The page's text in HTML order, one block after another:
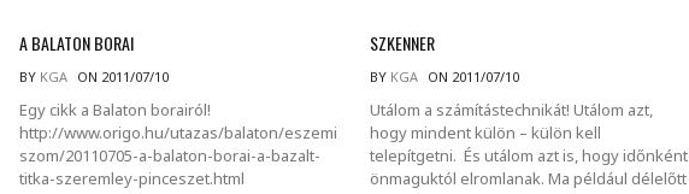
A BALATON BORAI
BY KGA ON 2011/07/10
Egy cikk a Balaton borairól!
http://www.origo.hu/utazas/balaton/eszemi
szom/20110705-a-balaton-borai-a-bazalt-
titka-szeremley-pinceszet.html
SZKENNER
BY KGA ON 2011/07/10
Utálom a számítástechnikát! Utálom azt,
hogy mindent külön – külön kell
telepítgetni. És utálom azt is, hogy időnként
önmaguktól elromlanak. Ma például délelőtt